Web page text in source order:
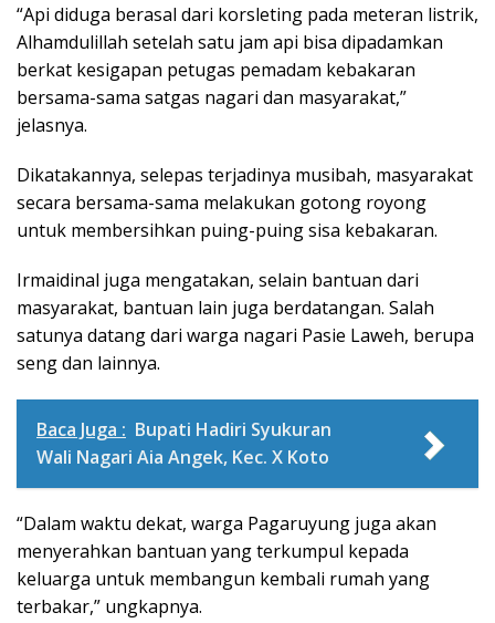
“Api diduga berasal dari korsleting pada meteran listrik,
Alhamdulillah setelah satu jam api bisa dipadamkan
berkat kesigapan petugas pemadam kebakaran
bersama-sama satgas nagari dan masyarakat,”
jelasnya.
Dikatakannya, selepas terjadinya musibah, masyarakat
secara bersama-sama melakukan gotong royong
untuk membersihkan puing-puing sisa kebakaran.
Irmaidinal juga mengatakan, selain bantuan dari
masyarakat, bantuan lain juga berdatangan. Salah
satunya datang dari warga nagari Pasie Laweh, berupa
seng dan lainnya.
Baca Juga : Bupati Hadiri Syukuran
Wali Nagari Aia Angek, Kec. X Koto
“Dalam waktu dekat, warga Pagaruyung juga akan
menyerahkan bantuan yang terkumpul kepada
keluarga untuk membangun kembali rumah yang
terbakar,” ungkapnya.